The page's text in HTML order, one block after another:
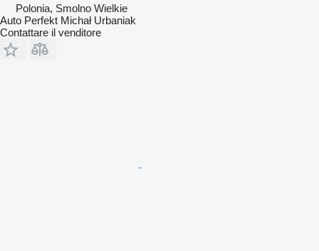
Polonia, Smolno Wielkie
Auto Perfekt Michał Urbaniak
Contattare il venditore